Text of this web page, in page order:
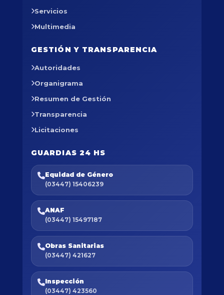
Servicios
Multimedia
GESTIÓN Y TRANSPARENCIA
Autoridades
Organigrama
Resumen de Gestión
Transparencia
Licitaciones
GUARDIAS 24 HS
Equidad de Género
(03447) 15406239
ANAF
(03447) 15497187
Obras Sanitarias
(03447) 421627
Inspección
(03447) 423560